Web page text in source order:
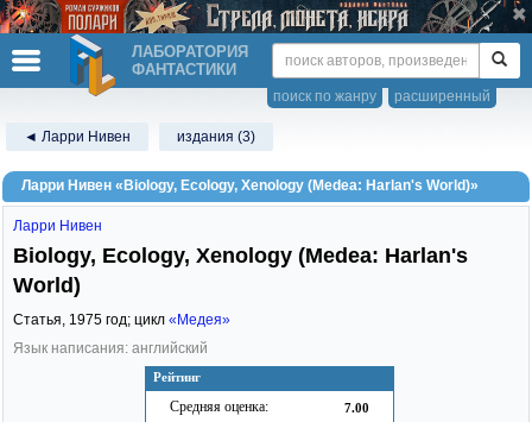
ЛАБОРАТОРИЯ
ФАНТАСТИКИ
расширенный
поиск по жанру
◄ Ларри Нивен издания (3)
Ларри Нивен «Biology, Ecology, Xenology (Medea: Harlan's World)»
Рейтинг
Средняя оценка: 7.00
Ларри Нивен
Biology, Ecology, Xenology (Medea: Harlan's
World)
Статья, 1975 год; цикл «Медея»
Язык написания: английский